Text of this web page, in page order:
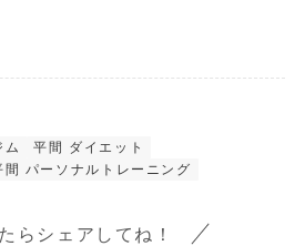
ム
平間 ダイエット
間 パーソナルトレーニング
らシェアしてね！